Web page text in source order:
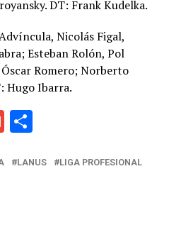
DT: Frank Kudelka.
Nicolás Figal,
Esteban Rolón, Pol
Romero; Norberto
Hugo Ibarra.
GmailShare
LANUS
LIGA PROFESIONAL